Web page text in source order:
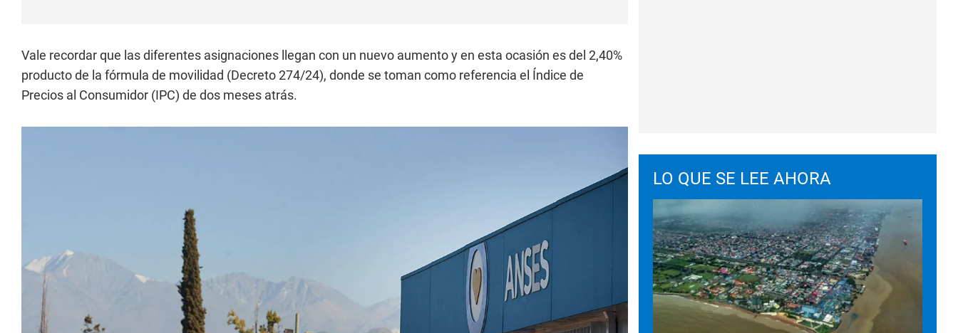
Vale recordar que las diferentes asignaciones llegan con un nuevo aumento y en esta ocasión es del 2,40%
producto de la fórmula de movilidad (Decreto 274/24), donde se toman como referencia el Índice de
Precios al Consumidor (IPC) de dos meses atrás.
LO QUE SE LEE AHORA